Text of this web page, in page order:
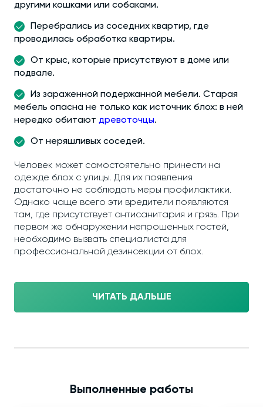
другими кошками или собаками.
Перебрались из соседних квартир, где
проводилась обработка квартиры.
От крыс, которые присутствуют в доме или
подвале.
Из зараженной подержанной мебели. Старая
мебель опасна не только как источник блох: в ней
нередко обитают древоточцы.
От неряшливых соседей.
Человек может самостоятельно принести на
одежде блох с улицы. Для их появления
достаточно не соблюдать меры профилактики.
Однако чаще всего эти вредители появляются
там, где присутствует антисанитария и грязь. При
первом же обнаружении непрошенных гостей,
необходимо вызвать специалиста для
профессиональной дезинсекции от блох.
ЧИТАТЬ ДАЛЬШЕ
Выполненные работы